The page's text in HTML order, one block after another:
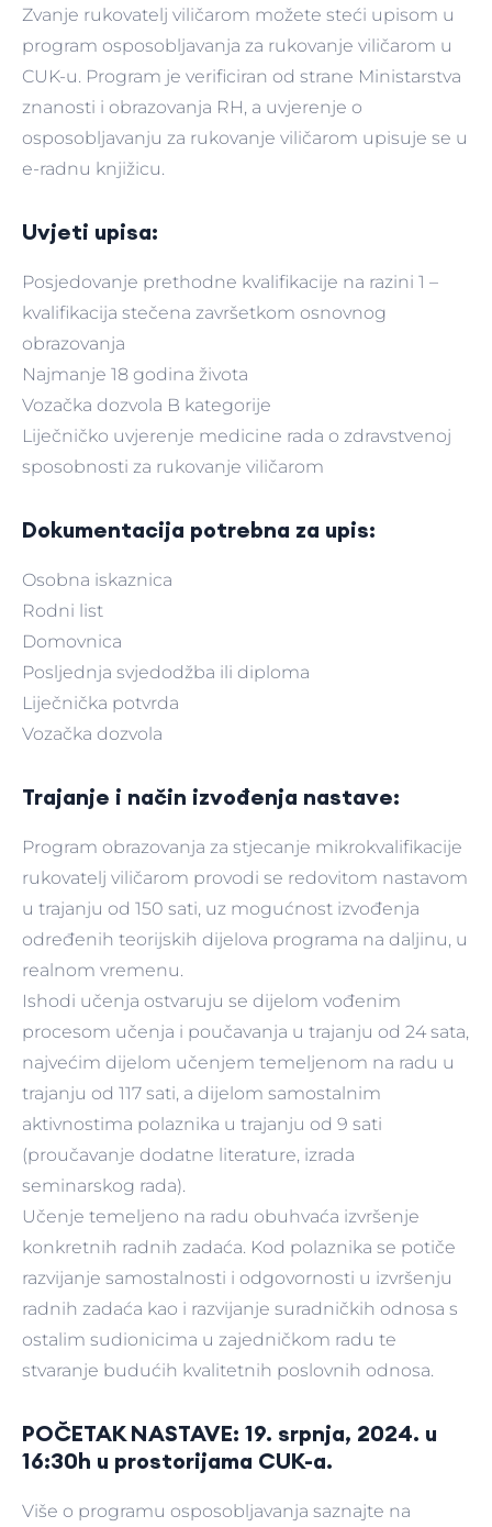
Zvanje rukovatelj viličarom možete steći upisom u
program osposobljavanja za rukovanje viličarom u
CUK-u. Program je verificiran od strane Ministarstva
znanosti i obrazovanja RH, a uvjerenje o
osposobljavanju za rukovanje viličarom upisuje se u
e-radnu knjižicu.
Uvjeti upisa:
Posjedovanje prethodne kvalifikacije na razini 1 –
kvalifikacija stečena završetkom osnovnog
obrazovanja
Najmanje 18 godina života
Vozačka dozvola B kategorije
Liječničko uvjerenje medicine rada o zdravstvenoj
sposobnosti za rukovanje viličarom
Dokumentacija potrebna za upis:
Osobna iskaznica
Rodni list
Domovnica
Posljednja svjedodžba ili diploma
Liječnička potvrda
Vozačka dozvola
Trajanje i način izvođenja nastave:
Program obrazovanja za stjecanje mikrokvalifikacije
rukovatelj viličarom provodi se redovitom nastavom
u trajanju od 150 sati, uz mogućnost izvođenja
određenih teorijskih dijelova programa na daljinu, u
realnom vremenu.
Ishodi učenja ostvaruju se dijelom vođenim
procesom učenja i poučavanja u trajanju od 24 sata,
najvećim dijelom učenjem temeljenom na radu u
trajanju od 117 sati, a dijelom samostalnim
aktivnostima polaznika u trajanju od 9 sati
(proučavanje dodatne literature, izrada
seminarskog rada).
Učenje temeljeno na radu obuhvaća izvršenje
konkretnih radnih zadaća. Kod polaznika se potiče
razvijanje samostalnosti i odgovornosti u izvršenju
radnih zadaća kao i razvijanje suradničkih odnosa s
ostalim sudionicima u zajedničkom radu te
stvaranje budućih kvalitetnih poslovnih odnosa.
POČETAK NASTAVE: 19. srpnja, 2024. u
16:30h u prostorijama CUK-a.
Više o programu osposobljavanja saznajte na